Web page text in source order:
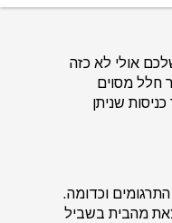
אולי לא כזה
חלל מסוים
שניתן
וכדומה.
מהבית בשביל